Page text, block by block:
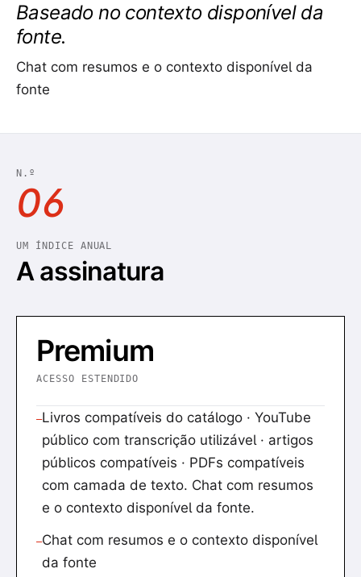
Baseado no contexto disponível da
fonte.
Chat com resumos e o contexto disponível da
fonte
N.º
06
UM ÍNDICE ANUAL
A assinatura
Premium
ACESSO ESTENDIDO
—Livros compatíveis do catálogo · YouTube
público com transcrição utilizável · artigos
públicos compatíveis · PDFs compatíveis
com camada de texto. Chat com resumos
e o contexto disponível da fonte.
—Chat com resumos e o contexto disponível
da fonte